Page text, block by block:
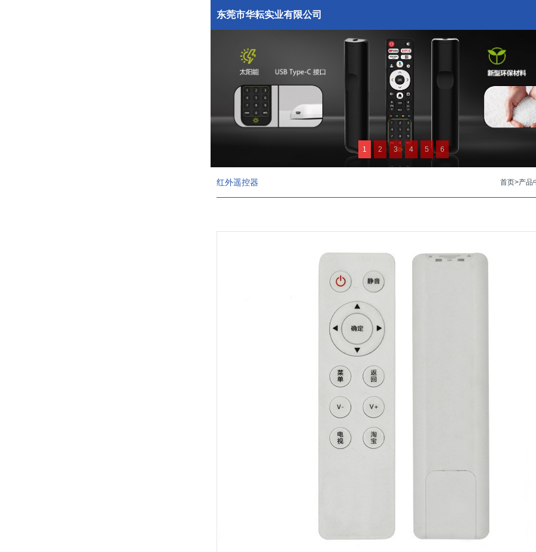
东莞市华耘实业有限公司
1 2 3 4 5 6
红外遥控器 首页>产品